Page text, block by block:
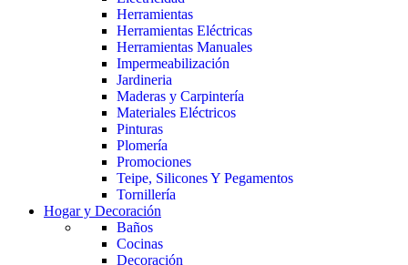
Herramientas
Herramientas Eléctricas
Herramientas Manuales
Impermeabilización
Jardineria
Maderas y Carpintería
Materiales Eléctricos
Pinturas
Plomería
Promociones
Teipe, Silicones Y Pegamentos
Tornillería
Hogar y Decoración
Baños
Cocinas
Decoración